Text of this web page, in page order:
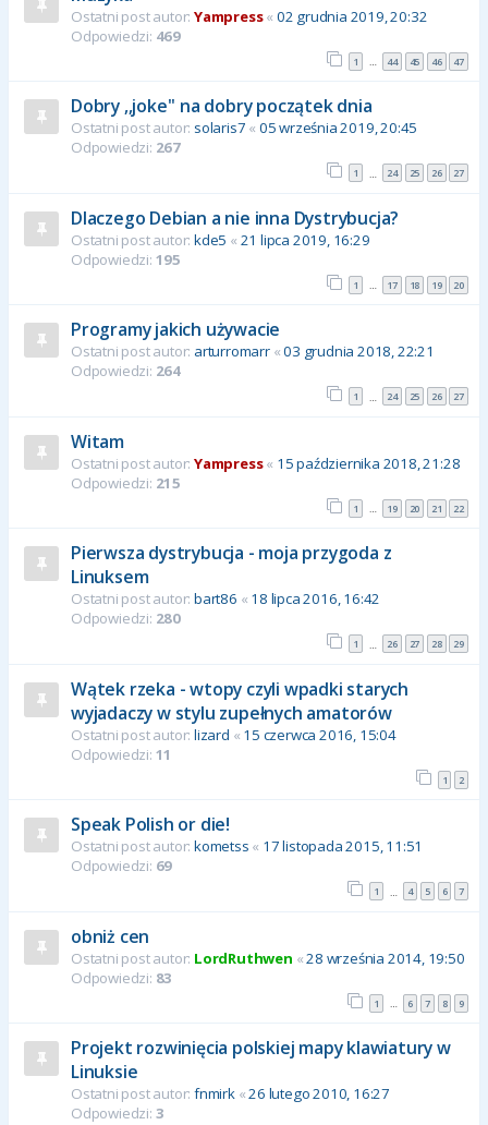
Ostatni post autor: Yampress« 02 grudnia 2019, 20:32
Odpowiedzi: 469
1 … 44 45 46 47
Dobry ,,joke'' na dobry początek dnia
Ostatni post autor: solaris7 « 05 września 2019, 20:45
Odpowiedzi: 267
1 … 24 25 26 27
Dlaczego Debian a nie inna Dystrybucja?
Ostatni post autor: kde5 « 21 lipca 2019, 16:29
Odpowiedzi: 195
1 … 17 18 19 20
Programy jakich używacie
Ostatni post autor: arturromarr«03 grudnia 2018, 22:21
Odpowiedzi: 264
1 … 24 25 26 27
Witam
Ostatni post autor: Yampress« 15 października 2018, 21:28
Odpowiedzi: 215
1 … 19 20 21 22
Pierwsza dystrybucja - moja przygoda z
Linuksem
Ostatni post autor: bart86 « 18 lipca 2016, 16:42
Odpowiedzi: 280
1 … 26 27 28 29
Wątek rzeka - wtopy czyli wpadki starych
wyjadaczy w stylu zupełnych amatorów
Ostatni post autor: lizard « 15 czerwca 2016, 15:04
Odpowiedzi: 11
1 2
Speak Polish or die!
Ostatni post autor: kometss « 17 listopada 2015, 11:51
Odpowiedzi: 69
1 … 4 5 6 7
obniż cen
Ostatni post autor: LordRuthwen «28 września 2014, 19:50
Odpowiedzi: 83
1 … 6 7 8 9
Projekt rozwinięcia polskiej mapy klawiatury w
Linuksie
Ostatni post autor: fnmirk«26 lutego 2010, 16:27
Odpowiedzi: 3